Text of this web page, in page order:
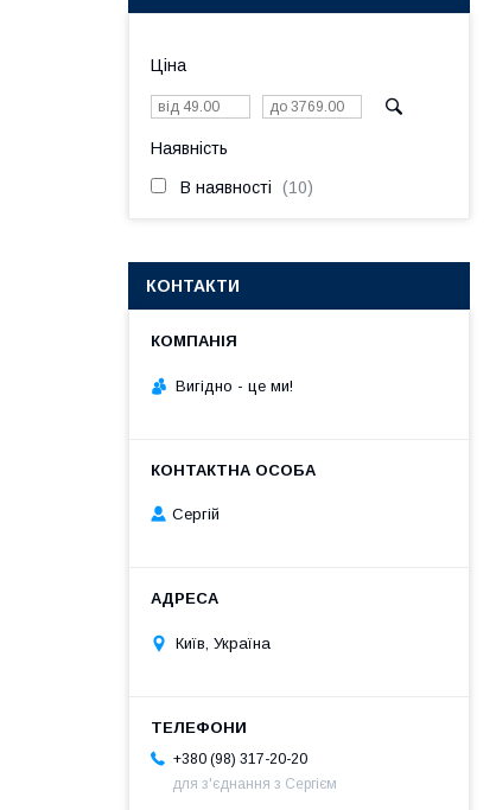
Ціна
Наявність
В наявності 10
КОНТАКТИ
Вигiдно - це ми!
Сергій
Київ, Україна
+380 (98) 317-20-20
для з'єднання з Сергієм